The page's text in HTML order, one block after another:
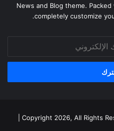
News and Blog theme.
completely customize